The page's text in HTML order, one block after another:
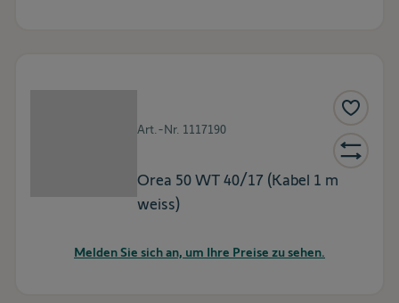
Art.-Nr. 1117190
Orea 50 WT 40/17 (Kabel 1 m
weiss)
Melden Sie sich an, um Ihre Preise zu sehen.